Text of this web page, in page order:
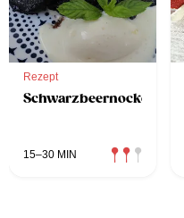
Rezept
Schwarzbeernocken
15–30 MIN